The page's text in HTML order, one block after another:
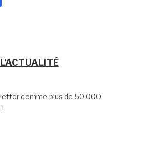
comme plus de 50 000